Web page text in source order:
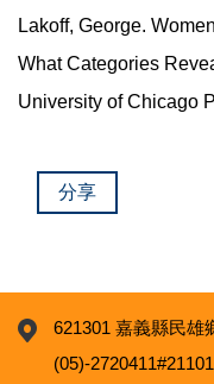
Lakoff, George.
What Categories
University of Chicago
分享
621301 嘉義縣民雄
(05)-